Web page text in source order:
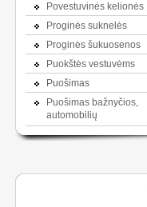
Povestuvinės kelionės
Proginės suknelės
Proginės šukuosenos
Puokštės vestuvėms
Puošimas
Puošimas bažnyčios,
automobilių